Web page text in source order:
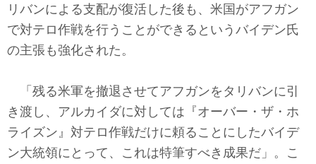
リバンによる支配が復活した後も、米国がアフガン
で対テロ作戦を行うことができるというバイデン氏
の主張も強化された。
「残る米軍を撤退させてアフガンをタリバンに引
き渡し、アルカイダに対しては『オーバー・ザ・ホ
ライズン』対テロ作戦だけに頼ることにしたバイデ
ン大統領にとって、これは特筆すべき成果だ」。こ